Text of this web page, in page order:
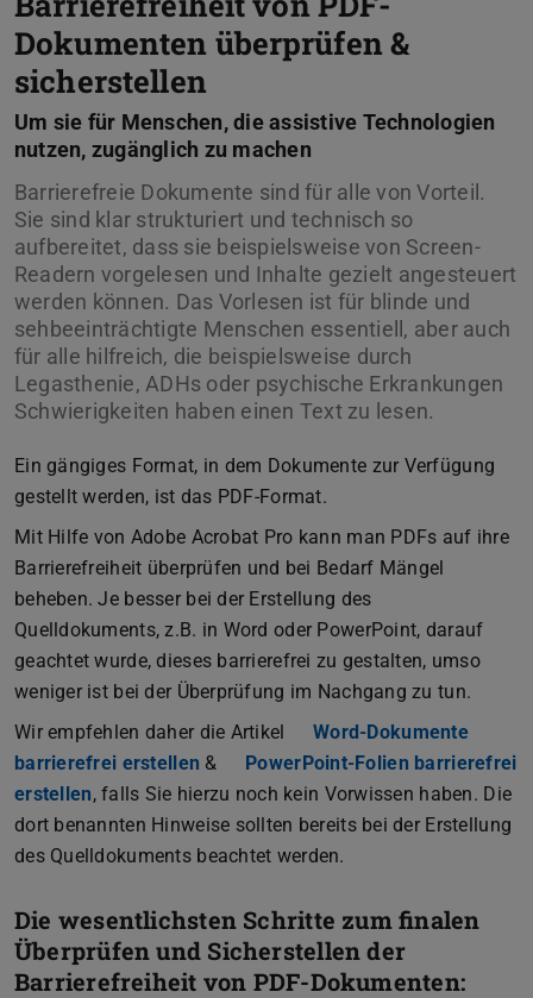
Dokumenten überprüfen &
sicherstellen
Um sie für Menschen, die assistive Technologien
nutzen, zugänglich zu machen
Barrierefreie Dokumente sind für alle von Vorteil.
Sie sind klar strukturiert und technisch so
aufbereitet, dass sie beispielsweise von Screen-
Readern vorgelesen und Inhalte gezielt angesteuert
werden können. Das Vorlesen ist für blinde und
sehbeeinträchtigte Menschen essentiell, aber auch
für alle hilfreich, die beispielsweise durch
Legasthenie, ADHs oder psychische Erkrankungen
Schwierigkeiten haben einen Text zu lesen.
Ein gängiges Format, in dem Dokumente zur Verfügung
gestellt werden, ist das PDF-Format.
Mit Hilfe von Adobe Acrobat Pro kann man PDFs auf ihre
Barrierefreiheit überprüfen und bei Bedarf Mängel
beheben. Je besser bei der Erstellung des
Quelldokuments, z.B. in Word oder PowerPoint, darauf
geachtet wurde, dieses barrierefrei zu gestalten, umso
weniger ist bei der Überprüfung im Nachgang zu tun.
Wir empfehlen daher die Artikel
Word-Dokumente
barrierefrei erstellen &
PowerPoint-Folien barrierefrei
erstellen, falls Sie hierzu noch kein Vorwissen haben. Die
dort benannten Hinweise sollten bereits bei der Erstellung
des Quelldokuments beachtet werden.
Die wesentlichsten Schritte zum finalen
Überprüfen und Sicherstellen der
Barrierefreiheit von PDF-Dokumenten: